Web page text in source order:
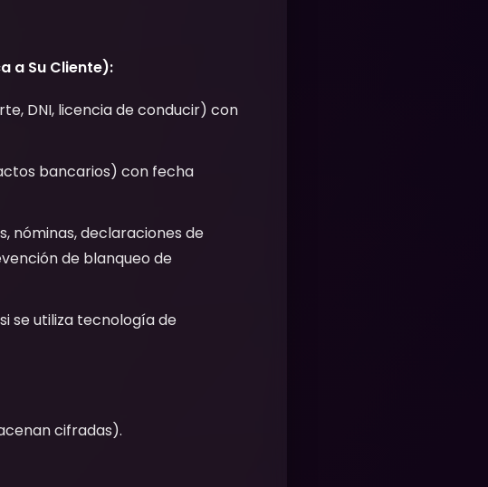
a Su Cliente):
DNI, licencia de conducir) con
bancarios) con fecha
nóminas, declaraciones de
de blanqueo de
se utiliza tecnología de
cifradas).